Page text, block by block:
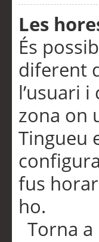
Les
És
diferent
l’usuari
zona on
Tingueu
fus
ho.
Torna a